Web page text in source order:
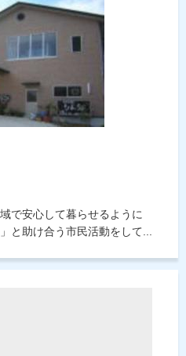
で安心して暮らせるように
と助け合う市民活動をして...